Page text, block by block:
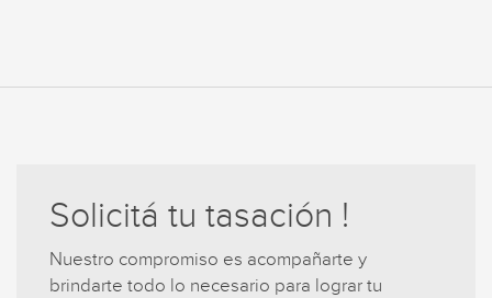
Solicitá tu tasación !
Nuestro compromiso es acompañarte y
brindarte todo lo necesario para lograr tu